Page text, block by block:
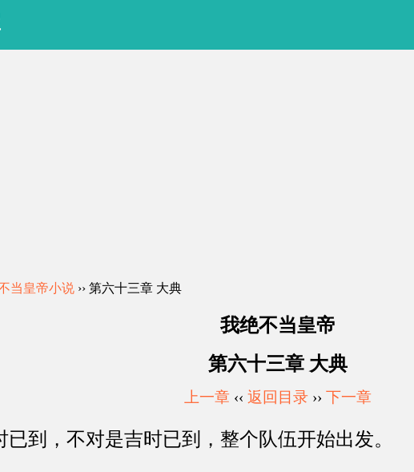
当皇帝小说 ›› 第六十三章 大典
我绝不当皇帝
第六十三章 大典
上一章 ‹‹ 返回目录 ›› 下一章
，不对是吉时已到，整个队伍开始出发。